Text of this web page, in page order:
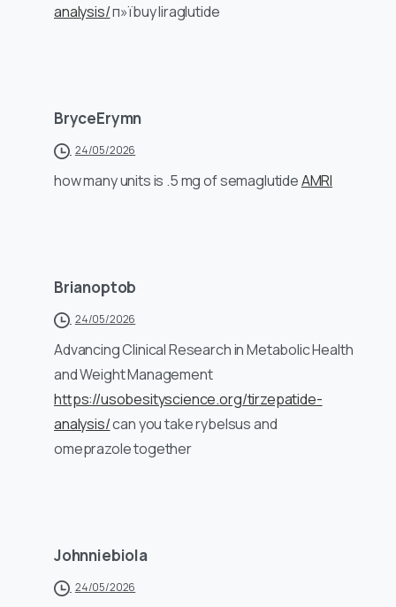
analysis/п»їbuy liraglutide
BryceErymn
24/05/2026
how many units is .5 mg of semaglutideAMRI
Brianoptob
24/05/2026
Advancing Clinical Research in Metabolic Health
and Weight Management
https://usobesityscience.org/tirzepatide-
analysis/can you take rybelsus and
omeprazole together
Johnniebiola
24/05/2026